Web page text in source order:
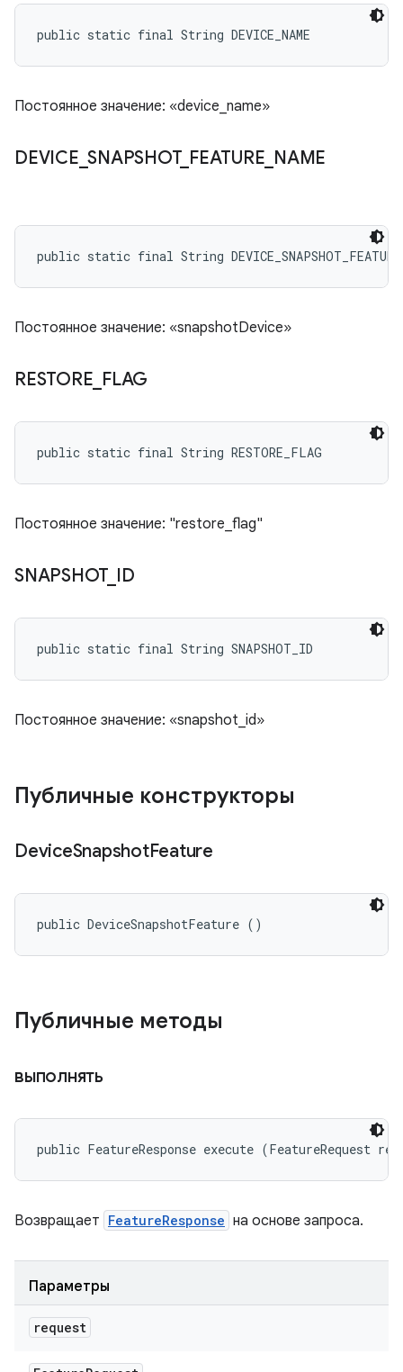
public static final String DEVICE_NAME
Постоянное значение: «device_name»
DEVICE _SNAPSHOT_ FEATURE NAME
public static final String
Постоянное значение: «snapshotDevice»
RESTORE FLAG
public static final String RESTORE_FLAG
Постоянное значение: "restore_flag"
SNAPSHOT_ ID
public static final String SNAPSHOT_ID
Постоянное значение: «snapshot_id»
Публичные конструкторы
DeviceSnapshotFeature
public DeviceSnapshotFeature ()
Публичные методы
выполнять
public FeatureResponse execute (FeatureRequest
Возвращает FeatureResponse на основе запроса.
Параметры
request